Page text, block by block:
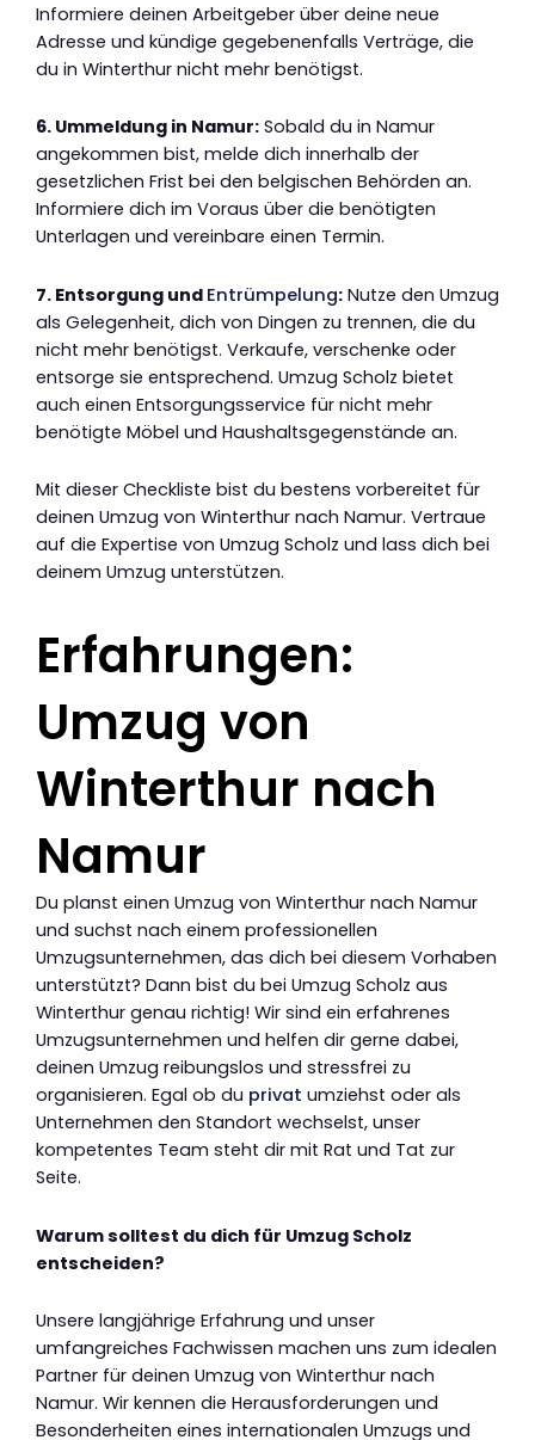
Informiere deinen Arbeitgeber über deine neue
Adresse und kündige gegebenenfalls Verträge, die
du in Winterthur nicht mehr benötigst.
6. Ummeldung in Namur: Sobald du in Namur
angekommen bist, melde dich innerhalb der
gesetzlichen Frist bei den belgischen Behörden an.
Informiere dich im Voraus über die benötigten
Unterlagen und vereinbare einen Termin.
7. Entsorgung und Entrümpelung: Nutze den Umzug
als Gelegenheit, dich von Dingen zu trennen, die du
nicht mehr benötigst. Verkaufe, verschenke oder
entsorge sie entsprechend. Umzug Scholz bietet
auch einen Entsorgungsservice für nicht mehr
benötigte Möbel und Haushaltsgegenstände an.
Mit dieser Checkliste bist du bestens vorbereitet für
deinen Umzug von Winterthur nach Namur. Vertraue
auf die Expertise von Umzug Scholz und lass dich bei
deinem Umzug unterstützen.
Erfahrungen:
Umzug von
Winterthur nach
Namur
Du planst einen Umzug von Winterthur nach Namur
und suchst nach einem professionellen
Umzugsunternehmen, das dich bei diesem Vorhaben
unterstützt? Dann bist du bei Umzug Scholz aus
Winterthur genau richtig! Wir sind ein erfahrenes
Umzugsunternehmen und helfen dir gerne dabei,
deinen Umzug reibungslos und stressfrei zu
organisieren. Egal ob du privat umziehst oder als
Unternehmen den Standort wechselst, unser
kompetentes Team steht dir mit Rat und Tat zur
Seite.
Warum solltest du dich für Umzug Scholz
entscheiden?
Unsere langjährige Erfahrung und unser
umfangreiches Fachwissen machen uns zum idealen
Partner für deinen Umzug von Winterthur nach
Namur. Wir kennen die Herausforderungen und
Besonderheiten eines internationalen Umzugs und